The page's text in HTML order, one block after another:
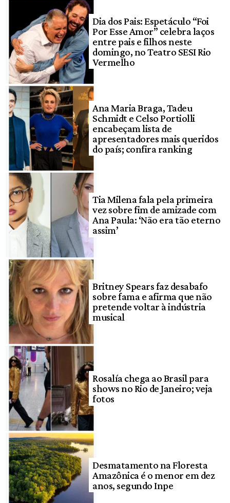
Dia dos Pais: Espetáculo “Foi
Por Esse Amor” celebra laços
entre pais e filhos neste
domingo, no Teatro SESI Rio
Vermelho
Ana Maria Braga, Tadeu
Schmidt e Celso Portiolli
encabeçam lista de
apresentadores mais queridos
do país; confira ranking
Tia Milena fala pela primeira
vez sobre fim de amizade com
Ana Paula: ‘Não era tão eterno
assim’
Britney Spears faz desabafo
sobre fama e afirma que não
pretende voltar à indústria
musical
Rosalía chega ao Brasil para
shows no Rio de Janeiro; veja
fotos
Desmatamento na Floresta
Amazônica é o menor em dez
anos, segundo Inpe